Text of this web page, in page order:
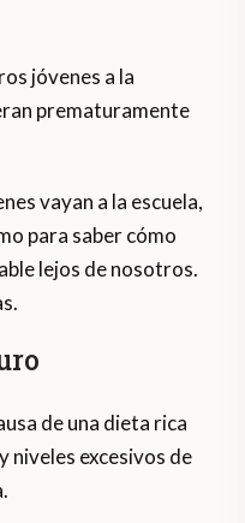
jóvenes a la
prematuramente
vayan a la escuela,
para saber cómo
lejos de nosotros.
de una dieta rica
niveles excesivos de